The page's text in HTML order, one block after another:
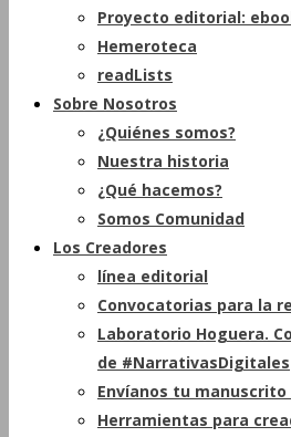
Proyecto editorial:
Hemeroteca
readLists
Sobre Nosotros
¿Quiénes somos?
Nuestra historia
¿Qué hacemos?
Somos Comunidad
Los Creadores
línea editorial
Convocatorias para la
Laboratorio Hoguera.
de #NarrativasDigitales
Envíanos tu
Herramientas para